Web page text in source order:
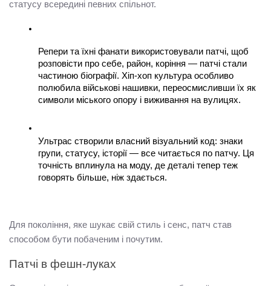
статусу всередині певних спільнот.
Репери та їхні фанати використовували патчі, щоб
розповісти про себе, район, коріння — патчі стали
частиною біографії. Хіп-хоп культура особливо
полюбила військові нашивки, переосмисливши їх як
символи міського опору і виживання на вулицях.
Ультрас створили власний візуальний код: знаки
групи, статусу, історії — все читається по патчу. Ця
точність вплинула на моду, де деталі тепер теж
говорять більше, ніж здається.
Для покоління, яке шукає свій стиль і сенс, патч став
способом бути побаченим і почутим.
Патчі в фешн-луках